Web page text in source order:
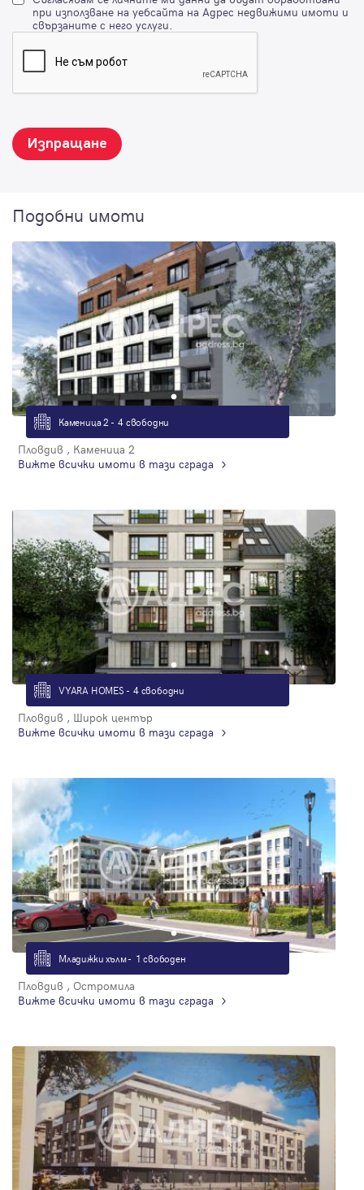
при използване на уебсайта на Адрес недвижими имоти и
свързаните с него услуги.
Изпращане
Подобни имоти
Каменица 2 - 4 свободни
Пловдив , Каменица 2
Вижте всички имоти в тази сграда
VYARA HOMES - 4 свободни
Пловдив , Широк център
Вижте всички имоти в тази сграда
Младижки хълм - 1 свободен
Пловдив , Остромила
Вижте всички имоти в тази сграда